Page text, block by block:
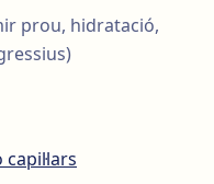
prou, hidratació,